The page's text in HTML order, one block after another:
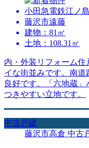
小田急電鉄江ノ
藤沢市遠藤
建物：81㎡
土地：108.31㎡
内・外装リフォーム
イな街並みです。南道
良好です。「六地蔵
つきやすい立地です。
中古戸建
藤沢市高倉 中古